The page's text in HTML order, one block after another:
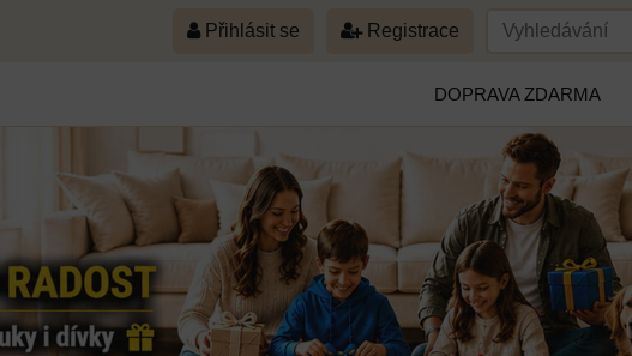
Přihlásit se Registrace
DOPRAVA ZDARMA